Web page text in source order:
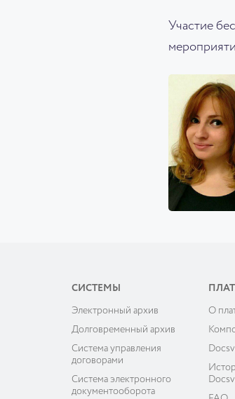
Участие
СИСТЕМЫ
Электронный архив
Долговременный архив
Система управления
договорами
Система электронного
документооборота
О